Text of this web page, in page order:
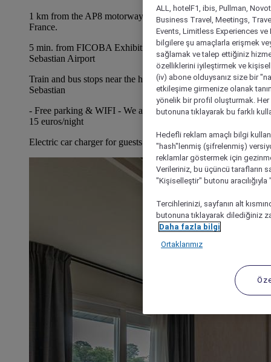
1 km from the AP8 motorway towards San Sebastian or
France.
5 min. from FICOBA Exhibition Centre & 3 min. from San
Sebastian Airport
Train and bus stops near the hotel to go to Irun and San
Sebastian
- Free parking & WIFI - We accept pets with a supplement of
15 euros/night
Electric car charger for guests staying with us
ALL, hotelF1, ibis, Pullman,
Business Travel, Meetings,
Events, Limitless Experiences
bilgilere şu amaçlarla erişmek
sağlamak ve talep ettiğiniz
özelliklerini iyileştirmek ve
(iv) abone olduysanız size bir
etkileşime girmenize olanak
yönelik bir profil oluşturmak.
butonuna tıklayarak bu farklı
Hedefli reklam amaçlı bilgi
"hash"lenmiş (şifrelenmiş)
reklamlar göstermek için
Verileriniz, bu üçüncü tarafların
"Kişiselleştir" butonu
Tercihlerinizi, sayfanın alt
butonuna tıklayarak dilediğiniz
Daha fazla bilgi
Ortaklarımız